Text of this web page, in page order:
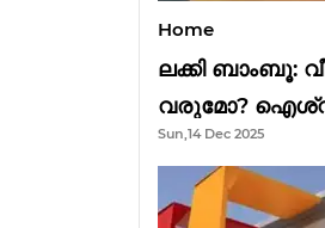
Home
ലക്കി ബാംബൂ:
വരുമോ?
ഫെങ് ഷൂയി
Sun,14 Dec 2025